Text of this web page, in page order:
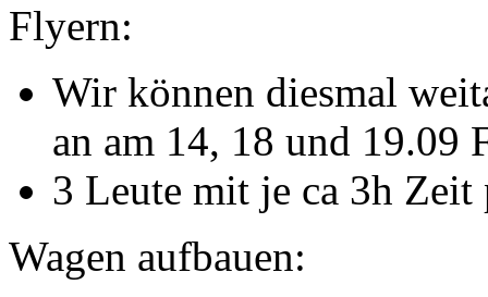
Flyern:
Wir können diesmal
an am 14, 18 und 19.09
3 Leute mit je ca 3h Zeit
Wagen aufbauen: